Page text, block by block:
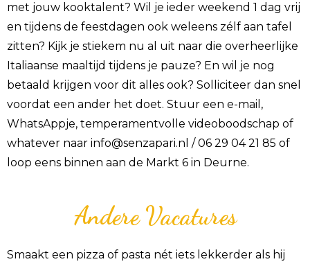
met jouw kooktalent? Wil je ieder weekend 1 dag vrij
en tijdens de feestdagen ook weleens zélf aan tafel
zitten? Kijk je stiekem nu al uit naar die overheerlijke
Italiaanse maaltijd tijdens je pauze? En wil je nog
betaald krijgen voor dit alles ook? Solliciteer dan snel
voordat een ander het doet. Stuur een e-mail,
WhatsAppje, temperamentvolle videoboodschap of
whatever naar info@senzapari.nl / 06 29 04 21 85 of
loop eens binnen aan de Markt 6 in Deurne.
Andere Vacatures
Smaakt een pizza of pasta nét iets lekkerder als hij